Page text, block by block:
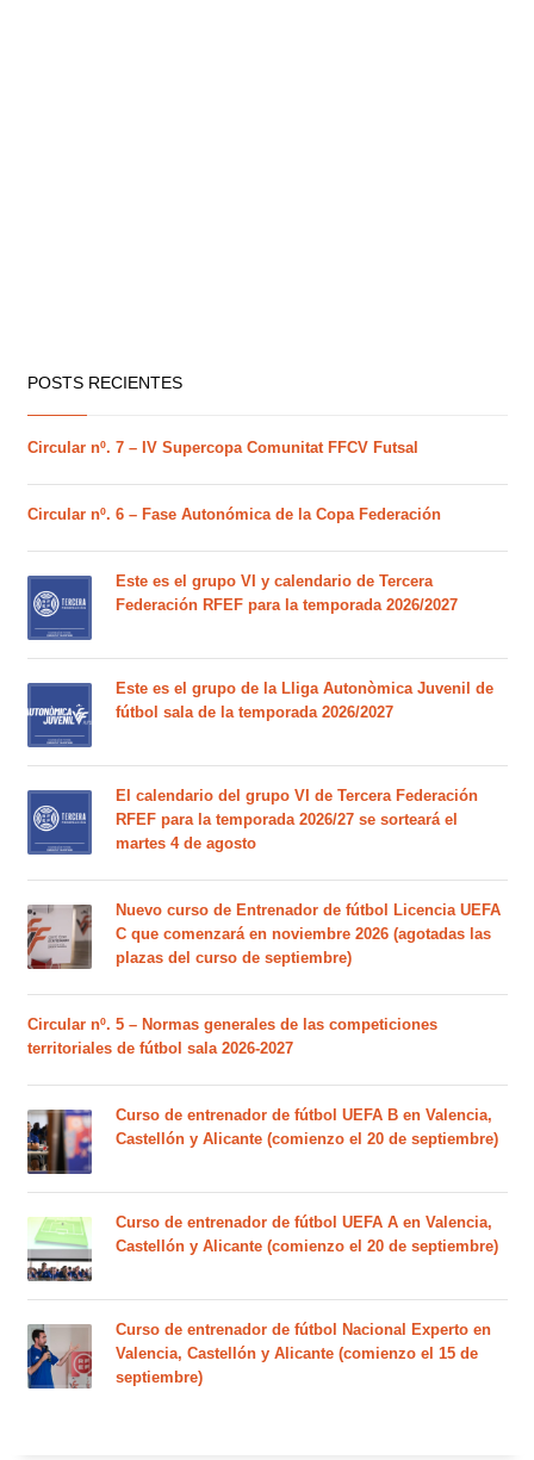
POSTS RECIENTES
Circular nº. 7 – IV Supercopa Comunitat FFCV Futsal
Circular nº. 6 – Fase Autonómica de la Copa Federación
Este es el grupo VI y calendario de Tercera
Federación RFEF para la temporada 2026/2027
Este es el grupo de la Lliga Autonòmica Juvenil de
fútbol sala de la temporada 2026/2027
El calendario del grupo VI de Tercera Federación
RFEF para la temporada 2026/27 se sorteará el
martes 4 de agosto
Nuevo curso de Entrenador de fútbol Licencia UEFA
C que comenzará en noviembre 2026 (agotadas las
plazas del curso de septiembre)
Circular nº. 5 – Normas generales de las competiciones
territoriales de fútbol sala 2026-2027
Curso de entrenador de fútbol UEFA B en Valencia,
Castellón y Alicante (comienzo el 20 de septiembre)
Curso de entrenador de fútbol UEFA A en Valencia,
Castellón y Alicante (comienzo el 20 de septiembre)
Curso de entrenador de fútbol Nacional Experto en
Valencia, Castellón y Alicante (comienzo el 15 de
septiembre)